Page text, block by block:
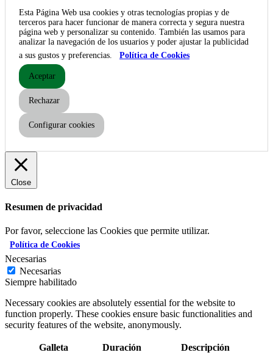
Esta Página Web usa cookies y otras tecnologías propias y de
terceros para hacer funcionar de manera correcta y segura nuestra
página web y personalizar su contenido. También las usamos para
analizar la navegación de los usuarios y poder ajustar la publicidad
a sus gustos y preferencias.
Política de Cookies
Aceptar
Rechazar
Configurar cookies
Close
Resumen de privacidad
Por favor, seleccione las Cookies que permite utilizar.
Política de Cookies
Necesarias
Necesarias
Siempre habilitado
Necessary cookies are absolutely essential for the website to
function properly. These cookies ensure basic functionalities and
security features of the website, anonymously.
Galleta Duración
Descripción